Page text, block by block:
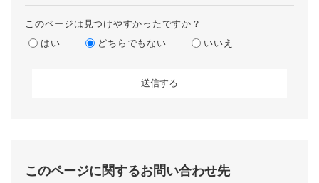
このページは見つけやすかったですか？
はい
どちらでもない いいえ
このページに関するお問い合わせ先